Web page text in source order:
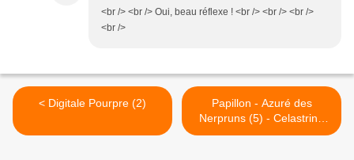
<br /> <br /> Oui, beau réflexe ! <br /> <br /> <br />
<br />
< Digitale Pourpre (2)
Papillon - Azuré des
Nerpruns (5) - Celastrina
argiolus >